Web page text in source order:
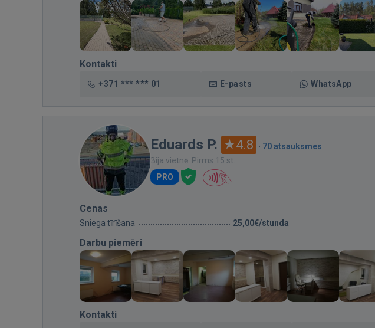
Kontakti
+371 *** *** 01 E-pasts WhatsApp
Eduards P. 4.8 · 70 atsauksmes
Bija vietnē: Pirms 15 st.
PRO
Cenas
Sniega tīrīšana 25,00€/stunda
Darbu piemēri
Kontakti